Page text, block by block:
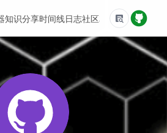
知识分享时间线日志社区友情链接